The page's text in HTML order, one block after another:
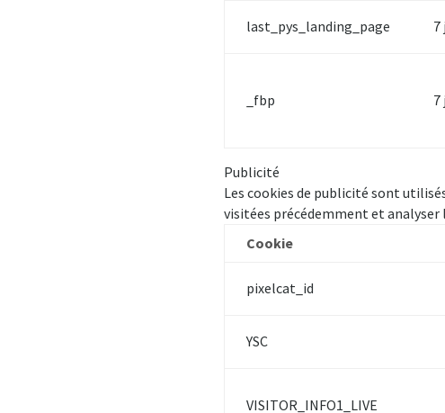
last_pys_landing_page 7
_fbp 7
Publicité
Les cookies de publicité sont
visitées précédemment et analyser
Cookie
pixelcat_id
YSC
VISITOR_INFO1_LIVE